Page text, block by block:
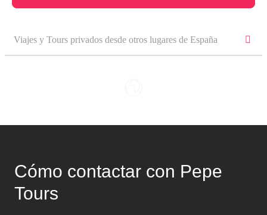
Viajes y Tours privados desde otros lugares de España
Cómo contactar con Pepe
Tours